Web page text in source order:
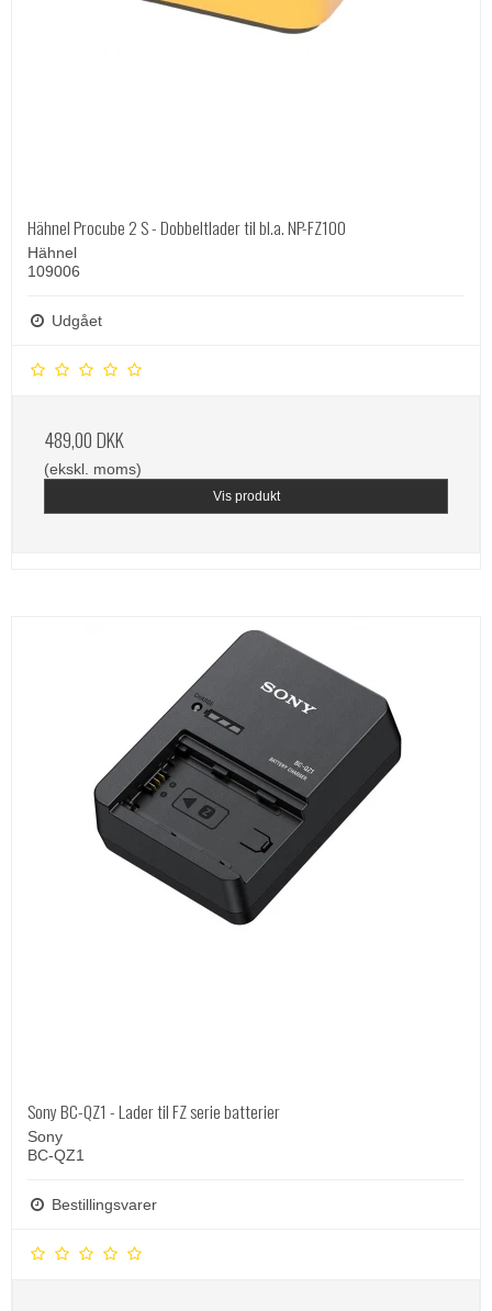
Hähnel Procube 2 S - Dobbeltlader til bl.a. NP-FZ100
Hähnel
109006
Udgået
489,00 DKK
(ekskl. moms)
Vis produkt
Sony BC-QZ1 - Lader til FZ serie batterier
Sony
BC-QZ1
Bestillingsvarer